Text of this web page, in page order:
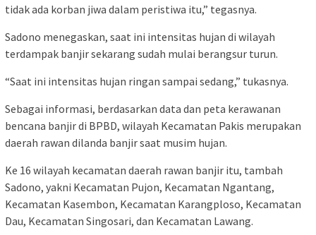
tidak ada korban jiwa dalam peristiwa itu,” tegasnya.
Sadono menegaskan, saat ini intensitas hujan di wilayah
terdampak banjir sekarang sudah mulai berangsur turun.
“Saat ini intensitas hujan ringan sampai sedang,” tukasnya.
Sebagai informasi, berdasarkan data dan peta kerawanan
bencana banjir di BPBD, wilayah Kecamatan Pakis merupakan
daerah rawan dilanda banjir saat musim hujan.
Ke 16 wilayah kecamatan daerah rawan banjir itu, tambah
Sadono, yakni Kecamatan Pujon, Kecamatan Ngantang,
Kecamatan Kasembon, Kecamatan Karangploso, Kecamatan
Dau, Kecamatan Singosari, dan Kecamatan Lawang.